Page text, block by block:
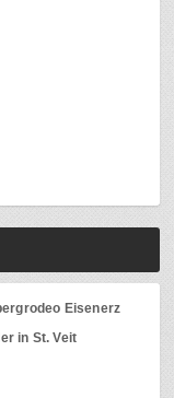
Eisenerz
in St. Veit